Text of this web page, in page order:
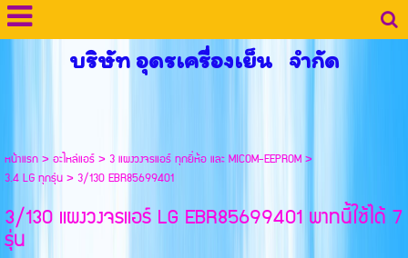
บริษัท อุดรเครื่องเย็น จำกัด
หน้าแรก>อะไหล่แอร์>3 แผงวงจรแอร์ ทุกยี่ห้อ และ MICOM-EEPROM>
3.4 LG ทุกรุ่น>3/130 EBR85699401
3/130 แผงวงจรแอร์ LG EBR85699401 พาทนี้ใช้ได้ 7
รุ่น